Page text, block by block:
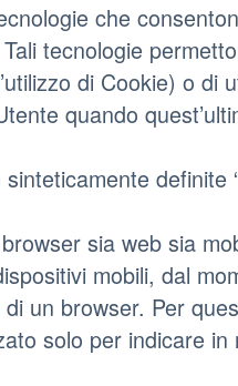
che
tecnologie
di Cookie) o di
quando
definite
sia web sia
mobili, dal
un browser. Per
solo per indicare in